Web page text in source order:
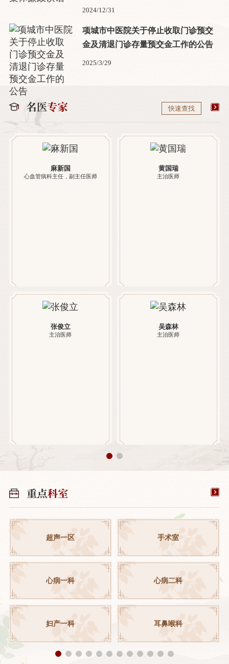
2024/12/31
项城市中医院关于停止收取门诊预交
金及清退门诊存量预交金工作的公告
2025/3/29
快速查找
麻新国
心血管病科主任，副主任医师
黄国瑞
主治医师
张俊立
主治医师
吴森林
主治医师
超声一区 手术室
心病一科 心病二科
妇产一科 耳鼻喉科